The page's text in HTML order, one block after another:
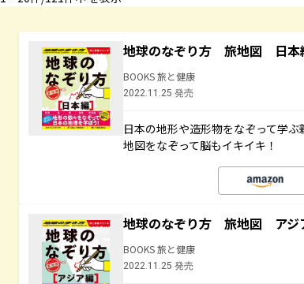
地球のなぞり方 旅地図 日本
BOOKS 旅と健康
2022.11.25 発売
日本の地形や造形物をなぞって学
地図をなぞって脳もイキイキ！
地球のなぞり方 旅地図 アジ
BOOKS 旅と健康
2022.11.25 発売